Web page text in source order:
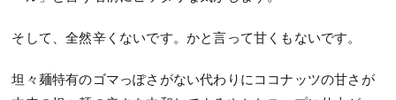
そして、全然辛くないです。かと言って甘くもないです。
坦々麺特有のゴマっぽさがない代わりにココナッツの甘さが